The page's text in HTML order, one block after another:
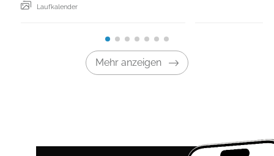
Laufkalender
Mehr anzeigen